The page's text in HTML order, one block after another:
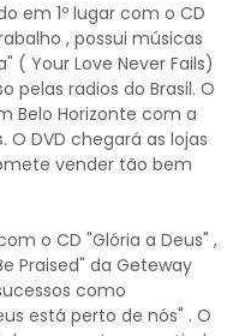
em 1º lugar com o CD
, possui músicas
( Your Love Never Fails)
radios do Brasil. O
Belo Horizonte com a
DVD chegará as lojas
vender tão bem
o CD "Glória a Deus" ,
Praised" da Geteway
como
está perto de nós" . O